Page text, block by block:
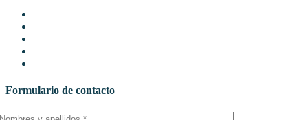
Formulario de contacto